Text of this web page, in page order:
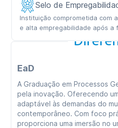
Selo de
Instituição comprometida com
e alta empregabilidade após a
EaD
A Graduação em Processos
pela inovação. Oferecendo
adaptável às demandas do
contemporâneo. Com foco
proporciona uma imersão no